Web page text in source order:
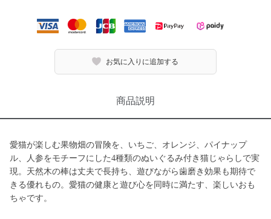
お気に入りに追加する
商品説明
愛猫が楽しむ果物畑の冒険を、いちご、オレンジ、パイナップ
ル、人参をモチーフにした4種類のぬいぐるみ付き猫じゃらしで実
現。天然木の棒は丈夫で長持ち、遊びながら歯磨き効果も期待で
きる優れもの。愛猫の健康と遊び心を同時に満たす、楽しいおも
ちゃです。